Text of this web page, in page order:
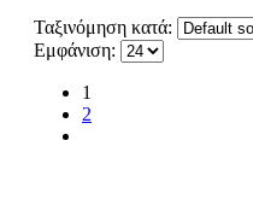
Ταξινόμηση κατά:
Εμφάνιση:
1
2